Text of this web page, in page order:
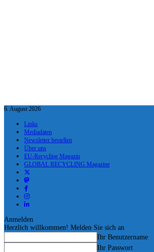
6. August 2026
Links
Mediadaten
Newsletter bestellen
Über uns
EU-Recycling Magazin
GLOBAL RECYCLING Magazine
Anmelden
Herzlich willkommen! Melden Sie sich an
Ihr Benutzername
Ihr Passwort